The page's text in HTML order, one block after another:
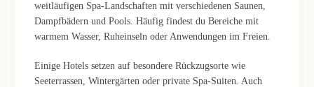
weitläufigen Spa-Landschaften mit verschiedenen Saunen,
Dampfbädern und Pools. Häufig findest du Bereiche mit
warmem Wasser, Ruheinseln oder Anwendungen im Freien.
Einige Hotels setzen auf besondere Rückzugsorte wie
Seeterrassen, Wintergärten oder private Spa-Suiten. Auch